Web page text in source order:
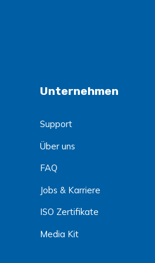
Unternehmen
Support
Über uns
FAQ
Jobs & Karriere
ISO Zertifikate
Media Kit